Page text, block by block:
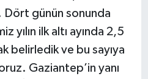
Dört günün sonunda
yılın ilk altı ayında 2,5
belirledik ve bu sayıya
Gaziantep’in yanı